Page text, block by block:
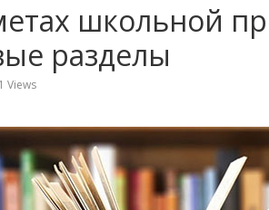
школьной
разделы
Views